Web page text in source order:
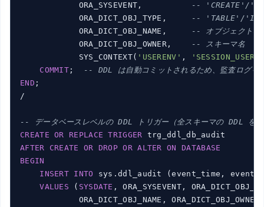
            ORA_SYSEVENT,
-- 'CREATE'/
            ORA_DICT_OBJ_TYPE,
-- 'TABLE'/
            ORA_DICT_OBJ_NAME,
-- オブジェクト名
            ORA_DICT_OBJ_OWNER,
-- スキーマ名
            SYS_CONTEXT(
'USERENV' , 'SESSION_USER'
COMMIT ;
-- DDL は自動コミットされるため、監査ログも
END ;
/
-- データベースレベルの DDL トリガー（全スキーマの DDL を
CREATE
OR REPLACE TRIGGER
AFTER
CREATE OR DROP OR ALTER ON
DATABASE
BEGIN
INSERT INTO
sys.ddl_audit (event_time,
VALUES ( SYSDATE , ORA_SYSEVENT,
            ORA_DICT_OBJ_NAME, ORA_DICT_OBJ_OWNER,